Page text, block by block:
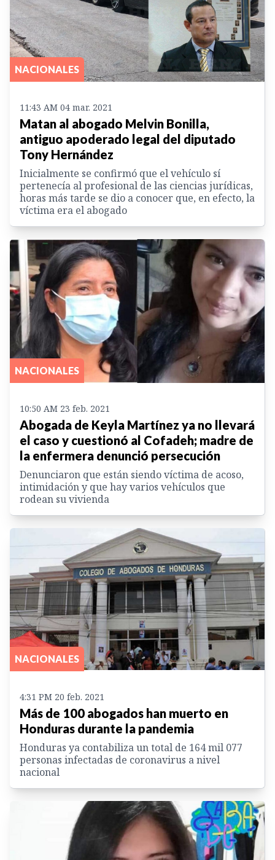
NACIONALES
11:43 AM 04 mar. 2021
Matan al abogado Melvin Bonilla,
antiguo apoderado legal del diputado
Tony Hernández
Inicialmente se confirmó que el vehículo sí
pertenecía al profesional de las ciencias jurídicas,
horas más tarde se dio a conocer que, en efecto, la
víctima era el abogado
NACIONALES
10:50 AM 23 feb. 2021
Abogada de Keyla Martínez ya no llevará
el caso y cuestionó al Cofadeh; madre de
la enfermera denunció persecución
Denunciaron que están siendo víctima de acoso,
intimidación y que hay varios vehículos que
rodean su vivienda
NACIONALES
4:31 PM 20 feb. 2021
Más de 100 abogados han muerto en
Honduras durante la pandemia
Honduras ya contabiliza un total de 164 mil 077
personas infectadas de coronavirus a nivel
nacional